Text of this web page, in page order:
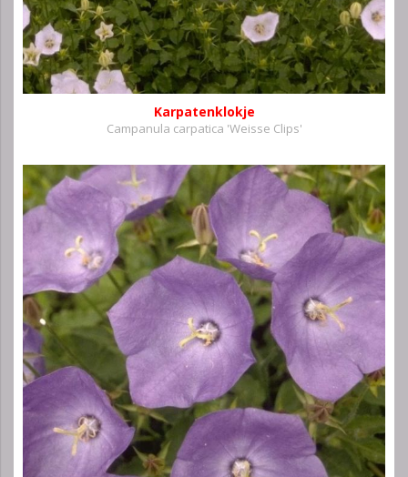
Karpatenklokje
Campanula carpatica 'Weisse Clips'